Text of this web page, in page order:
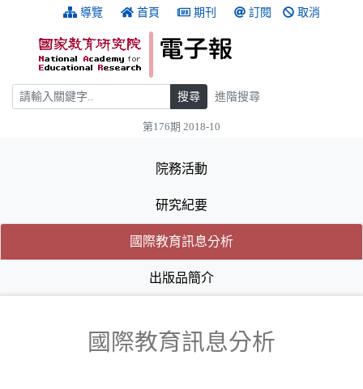
跳到主要內容 導覽 首頁 期刊 訂閱 取消
搜尋 搜尋 進階搜尋
第176期 2018-10
院務活動
研究紀要
國際教育訊息分析(目前選取的頁籤)
(目前選取的頁籤)
出版品簡介
國際教育訊息分析